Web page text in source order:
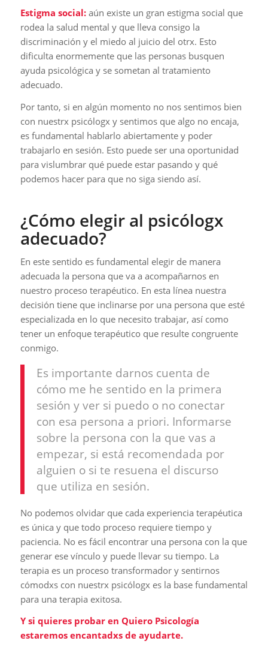
Estigma social:aún existe un gran estigma social que
rodea la salud mental y que lleva consigo la
discriminación y el miedo al juicio del otrx. Esto
dificulta enormemente que las personas busquen
ayuda psicológica y se sometan al tratamiento
adecuado.
Por tanto, si en algún momento no nos sentimos bien
con nuestrx psicólogx y sentimos que algo no encaja,
es fundamental hablarlo abiertamente y poder
trabajarlo en sesión. Esto puede ser una oportunidad
para vislumbrar qué puede estar pasando y qué
podemos hacer para que no siga siendo así.
¿Cómo elegir al psicólogx
adecuado?
En este sentido es fundamental elegir de manera
adecuada la persona que va a acompañarnos en
nuestro proceso terapéutico. En esta línea nuestra
decisión tiene que inclinarse por una persona que esté
especializada en lo que necesito trabajar, así como
tener un enfoque terapéutico que resulte congruente
conmigo.
Es importante darnos cuenta de
cómo me he sentido en la primera
sesión y ver si puedo o no conectar
con esa persona a priori. Informarse
sobre la persona con la que vas a
empezar, si está recomendada por
alguien o si te resuena el discurso
que utiliza en sesión.
No podemos olvidar que cada experiencia terapéutica
es única y que todo proceso requiere tiempo y
paciencia. No es fácil encontrar una persona con la que
generar ese vínculo y puede llevar su tiempo. La
terapia es un proceso transformador y sentirnos
cómodxs con nuestrx psicólogx es la base fundamental
para una terapia exitosa.
Y si quieres probar en Quiero Psicología
estaremos encantadxs de ayudarte.